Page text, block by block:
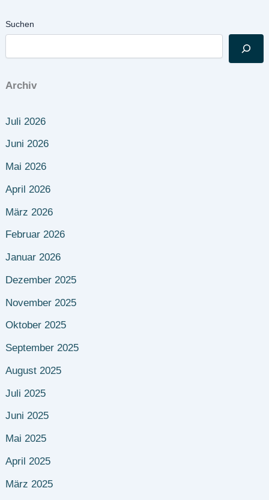
Suchen
Archiv
Juli 2026
Juni 2026
Mai 2026
April 2026
März 2026
Februar 2026
Januar 2026
Dezember 2025
November 2025
Oktober 2025
September 2025
August 2025
Juli 2025
Juni 2025
Mai 2025
April 2025
März 2025